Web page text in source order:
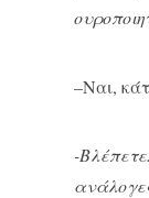
–Ναι,
-